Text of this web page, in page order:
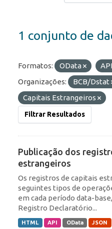
1 conjunto de
Formatos: OData API
Organizações:
BCB/Dstat
Capitais Estrangeiros
Filtrar Resultados
Publicação dos
estrangeiros
Os registros de capitais
seguintes tipos de
em cada período data-
Registro Declaratório...
HTML API OData JSON